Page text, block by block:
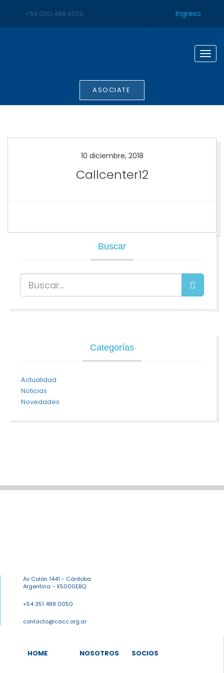
+54 0351 488 0050 Ingreso
ASOCIATE
10 diciembre, 2018
Callcenter12
Buscar
Categorías
Actualidad
Noticias
Novedades
Av Colón 1441 - Córdoba
Argentina - X5000EBQ
+54 351 488 0050
contacto@cacc.org.ar
HOME NOSOTROS SOCIOS